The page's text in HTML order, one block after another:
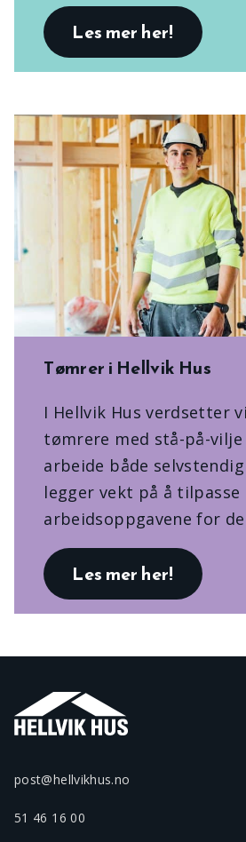
Les mer her!
Tømrer i Hellvik Hus
I Hellvik Hus verdsetter
tømrere med stå-på-vilje
arbeide både
legger vekt på å tilpasse
arbeidsoppgavene for
Les mer her!
post@hellvikhus.no
51 46 16 00